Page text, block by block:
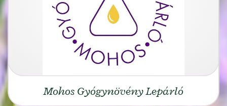
Mohos Gyógynövény Lepárló